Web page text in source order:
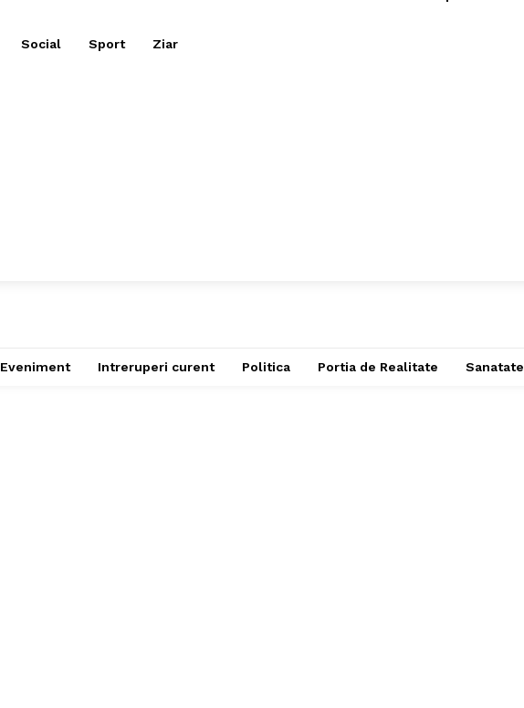
Eveniment Intreruperi curent Politica Portia de Realitate Sanatate
Social Sport Ziar